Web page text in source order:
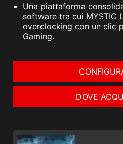
Una piattaforma
software tra cui MYSTIC
overclocking con un clic
Gaming.
DOVE